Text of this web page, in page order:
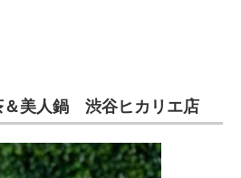
線
話題
＆美人鍋 渋谷ヒカリエ店